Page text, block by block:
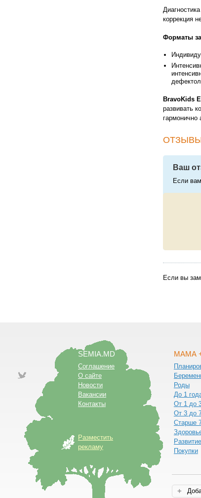
коррекция
Форматы
BravoKids
развивать
гармонично
Ваш
Если
Если вы
SEMIA.MD
Соглашение
О сайте
Новости
Вакансии
Контакты
Разместить
рекламу
МАМА
Роды
До 1
От 1 до
От 3 до
Старше
Развитие
Покупки